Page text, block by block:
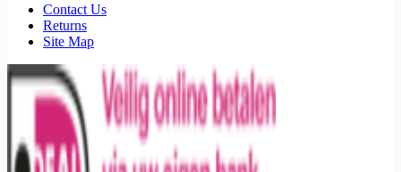
Contact Us
Returns
Site Map